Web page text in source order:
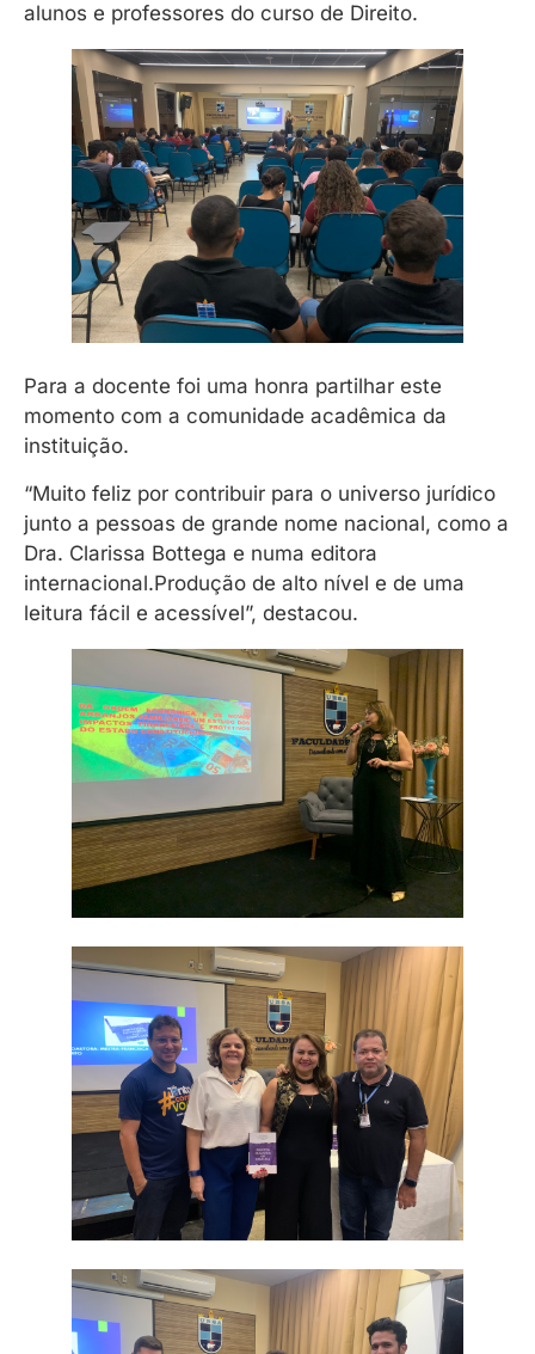
alunos e professores do curso de Direito.
Para a docente foi uma honra partilhar este
momento com a comunidade acadêmica da
instituição.
“Muito feliz por contribuir para o universo jurídico
junto a pessoas de grande nome nacional, como a
Dra. Clarissa Bottega e numa editora
internacional.Produção de alto nível e de uma
leitura fácil e acessível”, destacou.